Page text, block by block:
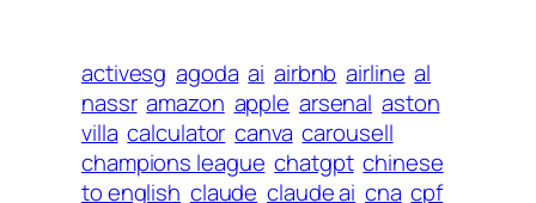
activesg agoda ai airbnb airline al
nassr amazon apple arsenal aston
villa calculator canva carousell
champions league chatgpt chinese
to english claude claude ai cna cpf